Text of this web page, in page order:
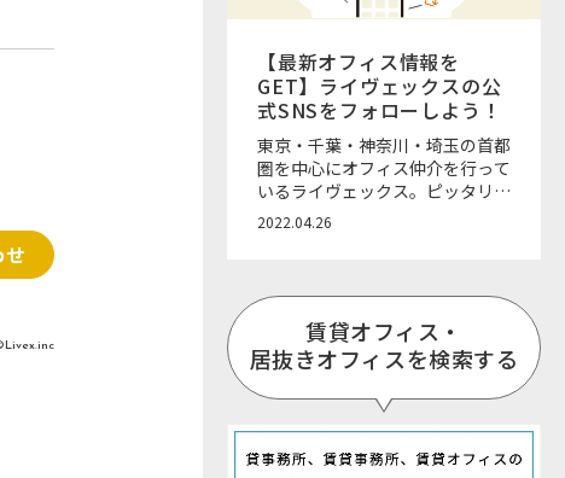
【最新オフィス情報を
GET】ライヴェックスの公
式SNSをフォローしよう！
東京・千葉・神奈川・埼玉の首都
圏を中心にオフィス仲介を行って
いるライヴェックス。ピッタリな
オフィスのご紹介・仲介はもちろ
ん、内装工事やレイアウトデザイ
ポート可能なところが魅力です！
ライヴェックスでは、各SNSで
様々なオフィス情報を発信してい
ます。お好きなSNSをフォローし
て、最新のオフィス移転情報
2022.04.26
賃貸オフィス・
居抜きオフィスを検索する